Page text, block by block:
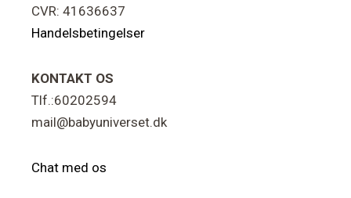
CVR: 41636637
Handelsbetingelser
KONTAKT OS
Tlf.:60202594
mail@babyuniverset.dk
Chat med os